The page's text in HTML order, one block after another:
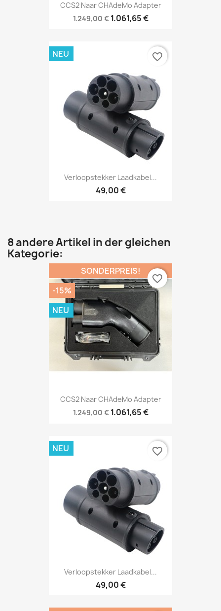
CCS2 Naar CHAdeMo Adapter
1.249,00 € 1.061,65 €
Verloopstekker Laadkabel...
49,00 €
NEU favorite_border
8 andere Artikel in der gleichen
Kategorie:
CCS2 Naar CHAdeMo Adapter
1.249,00 € 1.061,65 €
SONDERPREIS!
-15%
NEU
favorite_border
Verloopstekker Laadkabel...
49,00 €
NEU favorite_border